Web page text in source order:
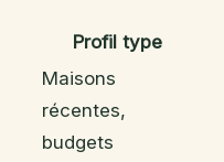
Profil type
Maisons
récentes,
budgets